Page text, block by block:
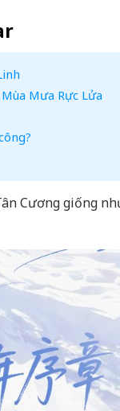
Mưa Rực Lửa
Cương giống